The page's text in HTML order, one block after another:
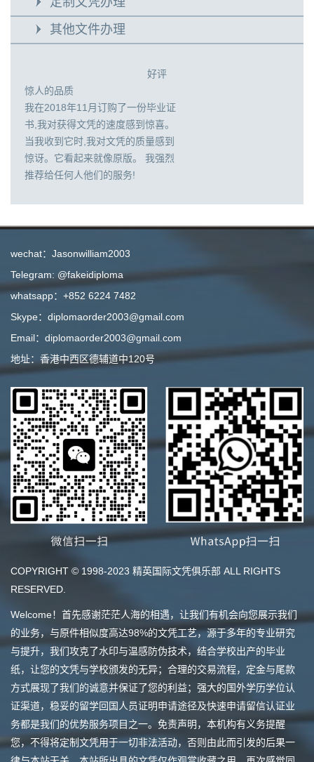
其他文件办理
好评
惊人的品质
我在2018年11月订购了一份毕业证
书,我对获得文凭的速度感到惊喜。
当我收到它时,我对文凭的质量感到
惊讶。它看起来就像原版。 我强烈
推荐给任何人他们的服务!
wechat：Jasonwilliam2003
Telegram: @fakeidiploma
whatsapp：+852 6224 7482
Skype：diplomaorder2003@gmail.com
Email：diplomaorder2003@gmail.com
地址：香港中西区德辅道中120号
COPYRIGHT © 1998-2023 精英国际文凭俱乐部 ALL RIGHTS
RESERVED.
Welcome！首先感谢茫茫人海的相遇，让我们有机会向您展示我们
的业务，与原件相似度高达98%的文凭工艺，源于多年的专业研究
与提升，我们攻克了水印与温感防伪技术，结合学校出产的毕业
纸，让您的文凭与学校颁发的无异；合理的交易流程，定金与尾款
方式展现了我们的诚意并保证了您的利益；强大的国外学历学位认
证渠道，稳妥的留学回国人员证明申请途径及快速申请留信认证业
务都是我们的优势服务项目之一。免责声明，本机构有义务提醒
您，不得将定制文凭用于一切非法活动，否则由此而引发的后果一